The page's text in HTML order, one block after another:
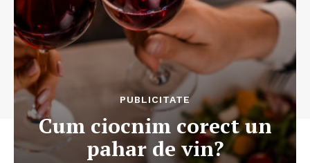
PUBLICITATE
Cum ciocnim corect un
pahar de vin?